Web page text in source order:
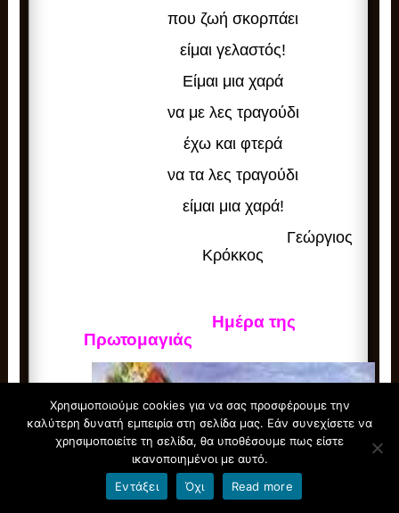
που ζωή σκορπάει
είμαι γελαστός!
Είμαι μια χαρά
να με λες τραγούδι
έχω και φτερά
να τα λες τραγούδι
είμαι μια χαρά!
Γεώργιος
Κρόκκος
Ημέρα της
Πρωτομαγιάς
Χρησιμοποιούμε cookies για να σας προσφέρουμε την
καλύτερη δυνατή εμπειρία στη σελίδα μας. Εάν συνεχίσετε να
χρησιμοποιείτε τη σελίδα, θα υποθέσουμε πως είστε
ικανοποιημένοι με αυτό.
Εντάξει
Όχι Read more